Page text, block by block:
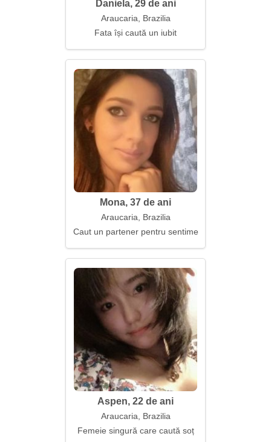
Daniela, 29 de ani
Araucaria, Brazilia
Fata își caută un iubit
Mona, 37 de ani
Araucaria, Brazilia
Caut un partener pentru sentimente sincere
Aspen, 22 de ani
Araucaria, Brazilia
Femeie singură care caută soț